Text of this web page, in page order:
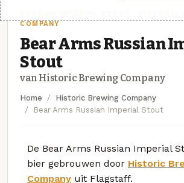
COMPANY
Bear Arms Russian
Stout
van Historic Brewing Company
Home
Historic Brewing Company
Bear Arms Russian Imperial Stout
De Bear Arms Russian Imperial
bier gebrouwen door Historic
Company uit Flagstaff.